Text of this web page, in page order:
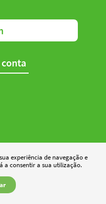
experiência de navegação e
a consentir a sua utilização.